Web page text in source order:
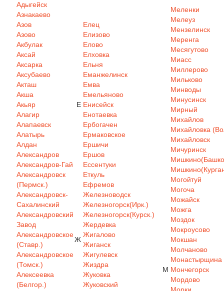
Адыгейск
Азнакаево
Азов
Азово
Акбулак
Аксай
Аксарка
Аксубаево
Акташ
Акша
Акьяр
Алагир
Алапаевск
Алатырь
Алдан
Александров
Александров-Гай
Александровск
(Пермск.)
Александровск-
Сахалинский
Александровский
Завод
Александровское
(Ставр.)
Александровское
(Томск.)
Алексеевка
(Белгор.)
Е
Елец
Елизово
Елово
Елховка
Ельня
Еманжелинск
Емва
Емельяново
Енисейск
Енотаевка
Ербогачен
Ермаковское
Ершичи
Ершов
Ессентуки
Еткуль
Ефремов
Ж
Железноводск
Железногорск(Ирк.)
Железногорск(Курск.)
Жердевка
Жигалово
Жиганск
Жигулевск
Жиздра
Жуковка
Жуковский
М
Меленки
Мелеуз
Мензелинск
Меренга
Месягутово
Миасс
Миллерово
Мильково
Минводы
Минусинск
Мирный
Михайлов
Михайловка
Михайловск
Мичуринск
Могойтуй
Могоча
Можайск
Можга
Моздок
Мокроусово
Мокшан
Молчаново
Монастырщина
Мончегорск
Мордово